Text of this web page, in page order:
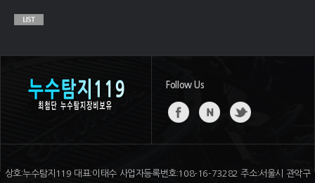
Follow Us
상호:누수탐지119 대표:이태수 사업자등록번호:108-16-73282 주소:서울시 관악구